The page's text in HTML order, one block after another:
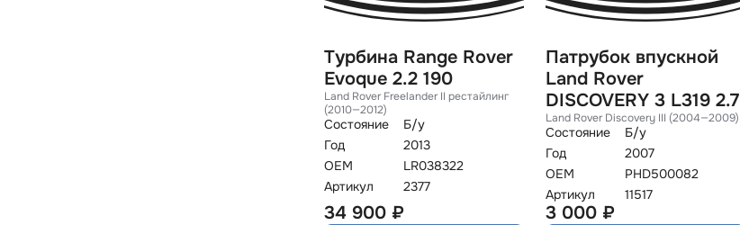
Турбина Range Rover
Evoque 2.2 190
Land Rover Freelander II рестайлин
(2010—2012)
Состояние
Б/у
Год
2013
OEM
LR038322
Артикул
2377
34 900 ₽
Патрубок впускной
Land Rover
DISCOVERY 3 L319 2.7
Land Rover Discovery III (2004—2009)
Состояние
Б/у
Год
2007
OEM
PHD500082
Артикул
11517
3 000 ₽